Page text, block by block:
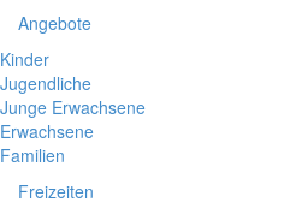
Angebote
Kinder
Jugendliche
Junge Erwachsene
Erwachsene
Familien
Freizeiten